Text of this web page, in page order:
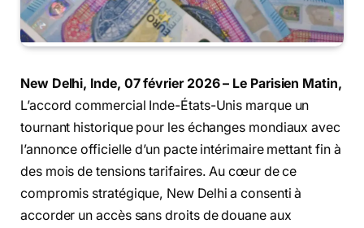
New Delhi, Inde, 07 février 2026 – Le Parisien Matin,
L’accord commercial Inde-États-Unis marque un
tournant historique pour les échanges mondiaux avec
l’annonce officielle d’un pacte intérimaire mettant fin à
des mois de tensions tarifaires. Au cœur de ce
compromis stratégique, New Delhi a consenti à
accorder un accès sans droits de douane aux